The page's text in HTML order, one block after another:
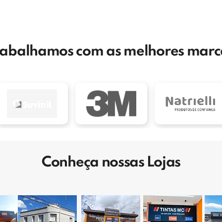
com as melhores
Conheça nossas Lojas